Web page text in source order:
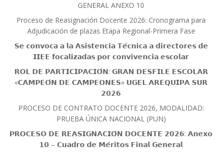
GENERAL ANEXO 10
Proceso de Reasignación Docente 2026: Cronograma para
Adjudicación de plazas Etapa Regional-Primera Fase
𝗦𝗲 𝗰𝗼𝗻𝘃𝗼𝗰𝗮 𝗮 𝗹𝗮 𝗔𝘀𝗶𝘀𝘁𝗲𝗻𝗰𝗶𝗮 𝗧𝗲́𝗰𝗻𝗶𝗰𝗮 𝗮 𝗱𝗶𝗿𝗲𝗰𝘁𝗼𝗿𝗲𝘀 𝗱𝗲
𝗜𝗜𝗘𝗘 𝗳𝗼𝗰𝗮𝗹𝗶𝘇𝗮𝗱𝗮𝘀 𝗽𝗼𝗿 𝗰𝗼𝗻𝘃𝗶𝘃𝗲𝗻𝗰𝗶𝗮 𝗲𝘀𝗰𝗼𝗹𝗮𝗿
𝗥𝗢𝗟 𝗗𝗘 𝗣𝗔𝗥𝗧𝗜𝗖𝗜𝗣𝗔𝗖𝗜𝗢́𝗡: 𝗚𝗥𝗔𝗡 𝗗𝗘𝗦𝗙𝗜𝗟𝗘 𝗘𝗦𝗖𝗢𝗟𝗔𝗥
«𝗖𝗔𝗠𝗣𝗘𝗢́𝗡 𝗗𝗘 𝗖𝗔𝗠𝗣𝗘𝗢𝗡𝗘𝗦» 𝗨𝗚𝗘𝗟 𝗔𝗥𝗘𝗤𝗨𝗜𝗣𝗔 𝗦𝗨𝗥
𝟮𝟬𝟮𝟲
PROCESO DE CONTRATO DOCENTE 2026, MODALIDAD:
PRUEBA ÚNICA NACIONAL (PUN)
𝗣𝗥𝗢𝗖𝗘𝗦𝗢 𝗗𝗘 𝗥𝗘𝗔𝗦𝗜𝗚𝗡𝗔𝗖𝗜𝗢́𝗡 𝗗𝗢𝗖𝗘𝗡𝗧𝗘 𝟮𝟬𝟮𝟲: 𝗔𝗻𝗲𝘅𝗼
𝟭𝟬 – 𝗖𝘂𝗮𝗱𝗿𝗼 𝗱𝗲 𝗠𝗲́𝗿𝗶𝘁𝗼𝘀 𝗙𝗶𝗻𝗮𝗹 𝗚𝗲𝗻𝗲𝗿𝗮𝗹